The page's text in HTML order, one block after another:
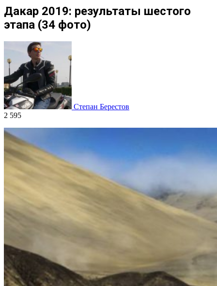
Дакар 2019: результаты шестого
этапа (34 фото)
Степан Берестов
2 595